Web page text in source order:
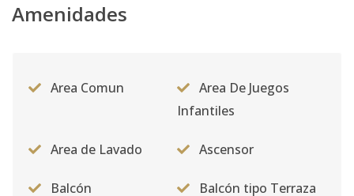
Amenidades
Area Comun
Area De Juegos
Infantiles
Area de Lavado Ascensor
Balcón Balcón tipo Terraza